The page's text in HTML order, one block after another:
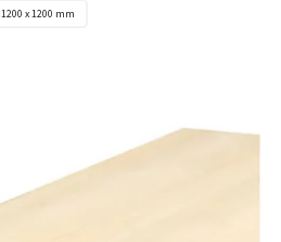
1200 x 1200 mm